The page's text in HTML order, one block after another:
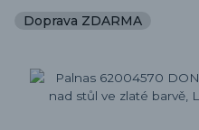
Doprava ZDARMA